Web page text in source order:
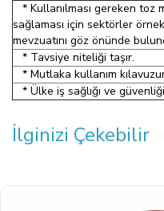
* Kullanılması gereken toz
sağlaması için sektörler
mevzuatını göz önünde
* Tavsiye niteliği taşır.
* Mutlaka kullanım
* Ülke iş sağlığı ve
İlginizi Çekebilir